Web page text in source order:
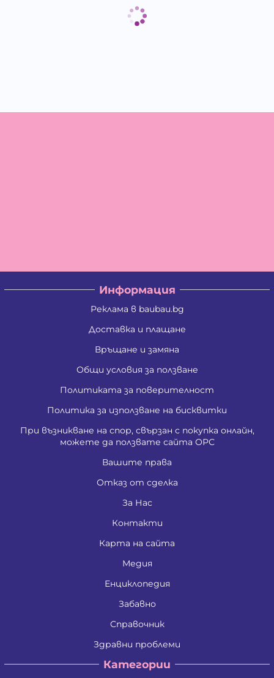
Информация
Реклама в baubau.bg
Доставка и плащане
Връщане и замяна
Общи условия за ползване
Политиката за поверителност
Политика за използване на бисквитки
При възникване на спор, свързан с покупка онлайн,
можете да ползвате сайта ОРС
Вашите права
Отказ от сделка
За Нас
Контакти
Карта на сайта
Медия
Енциклопедия
Забавно
Справочник
Здравни проблеми
Категории